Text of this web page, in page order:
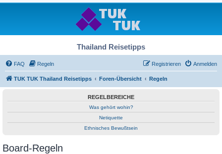
Thailand Reisetipps
FAQ Regeln Anmelden
Registrieren
TUK TUK Thailand Reisetipps Foren-Übersicht Regeln
REGELBEREICHE
Was gehört wohin?
Netiquette
Ethnisches Bewußtsein
Board-Regeln